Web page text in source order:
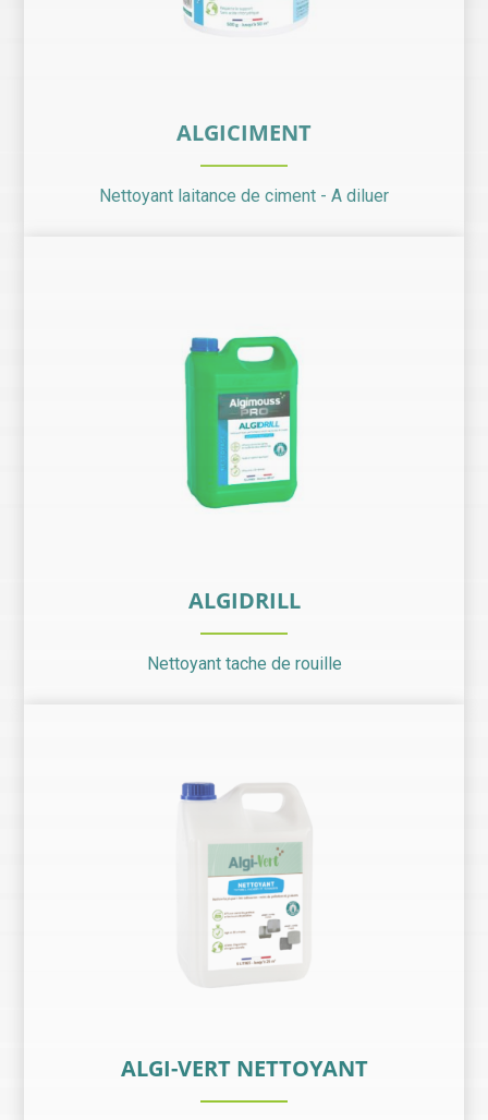
ALGICIMENT
Nettoyant laitance de ciment - A diluer
ALGIDRILL
Nettoyant tache de rouille
ALGI-VERT NETTOYANT